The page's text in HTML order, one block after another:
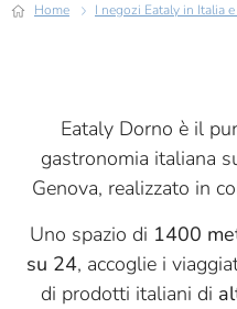
Home I negozi Eataly in Italia
Eataly Dorno è il
gastronomia italiana
Genova, realizzato in
Uno spazio di 1400
su 24, accoglie i
di prodotti italiani di